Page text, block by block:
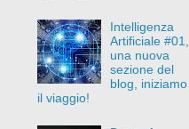
Intelligenza
Artificiale #01,
una nuova
sezione del
blog, iniziamo
il viaggio!